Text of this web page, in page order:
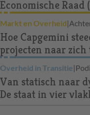
Economische Raad
Markt en Overheid|
Hoe Capgemini
projecten naar zich
Overheid in Transitie|
Van statisch naar
De staat in vier